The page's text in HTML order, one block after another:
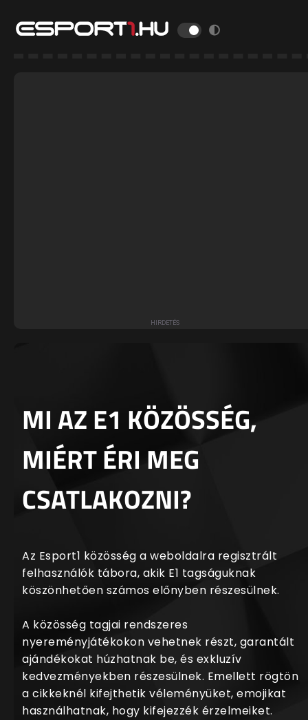
MI AZ E1 KÖZÖSSÉG,
MIÉRT ÉRI MEG
CSATLAKOZNI?
Az Esport1 közösség a weboldalra regisztrált
felhasználók tábora, akik E1 tagságuknak
köszönhetően számos előnyben részesülnek.
A közösség tagjai rendszeres
nyereményjátékokon vehetnek részt, garantált
ajándékokat húzhatnak be, és exkluzív
kedvezményekben részesülnek. Emellett rögtön
a cikkeknél kifejthetik véleményüket, emojikat
használhatnak, hogy kifejezzék érzelmeiket.